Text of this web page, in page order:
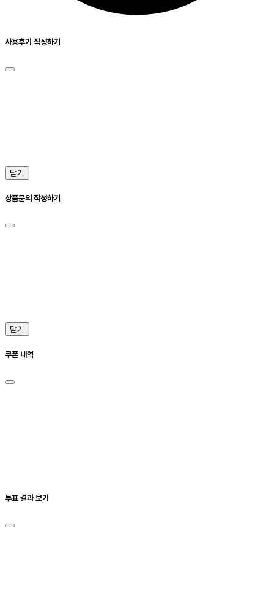
사용후기 작성하기
닫기
상품문의 작성하기
닫기
쿠폰 내역
투표 결과 보기